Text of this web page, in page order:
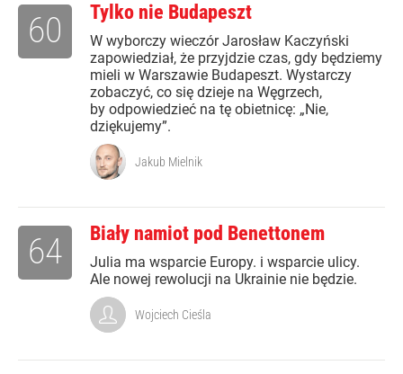
Tylko nie Budapeszt
W wyborczy wieczór Jarosław Kaczyński
zapowiedział, że przyjdzie czas, gdy będziemy
mieli w Warszawie Budapeszt. Wystarczy
zobaczyć, co się dzieje na Węgrzech,
by odpowiedzieć na tę obietnicę: „Nie,
dziękujemy”.
60
Jakub Mielnik
Biały namiot pod Benettonem
Julia ma wsparcie Europy. i wsparcie ulicy.
Ale nowej rewolucji na Ukrainie nie będzie.
64
Wojciech Cieśla